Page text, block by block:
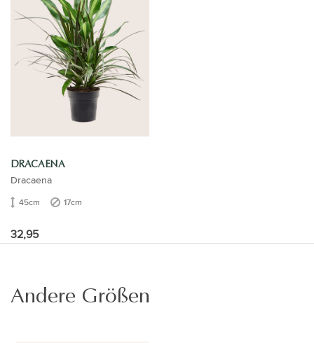
DRACAENA
Dracaena
45cm 17cm
32,95
Andere Größen